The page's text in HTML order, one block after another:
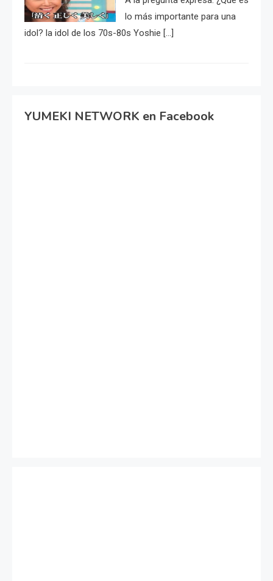
lo más importante para una
idol? la idol de los 70s-80s Yoshie […]
YUMEKI NETWORK en Facebook